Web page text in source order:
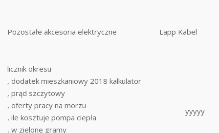
Pozostałe akcesoria elektryczne Lapp Kabel
licznik okresu
, dodatek mieszkaniowy 2018 kalkulator
, prąd szczytowy
, oferty pracy na morzu
, ile kosztuje pompa ciepła
, w zielone gramy
yyyyy